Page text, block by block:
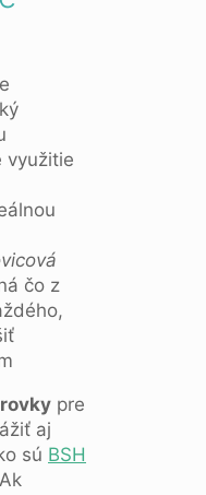
využitie
čo z
pre
aj
sú BSH